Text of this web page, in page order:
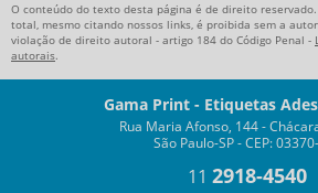
EMPRESA DE ETIQUETAS
O conteúdo do texto desta página é de direito
total, mesmo citando nossos links, é proibida sem a
violação de direito autoral - artigo 184 do Código Penal -
autorais.
Gama Print - Etiquetas
Rua Maria Afonso, 144 -
São Paulo-SP - CEP:
11 2918-4540